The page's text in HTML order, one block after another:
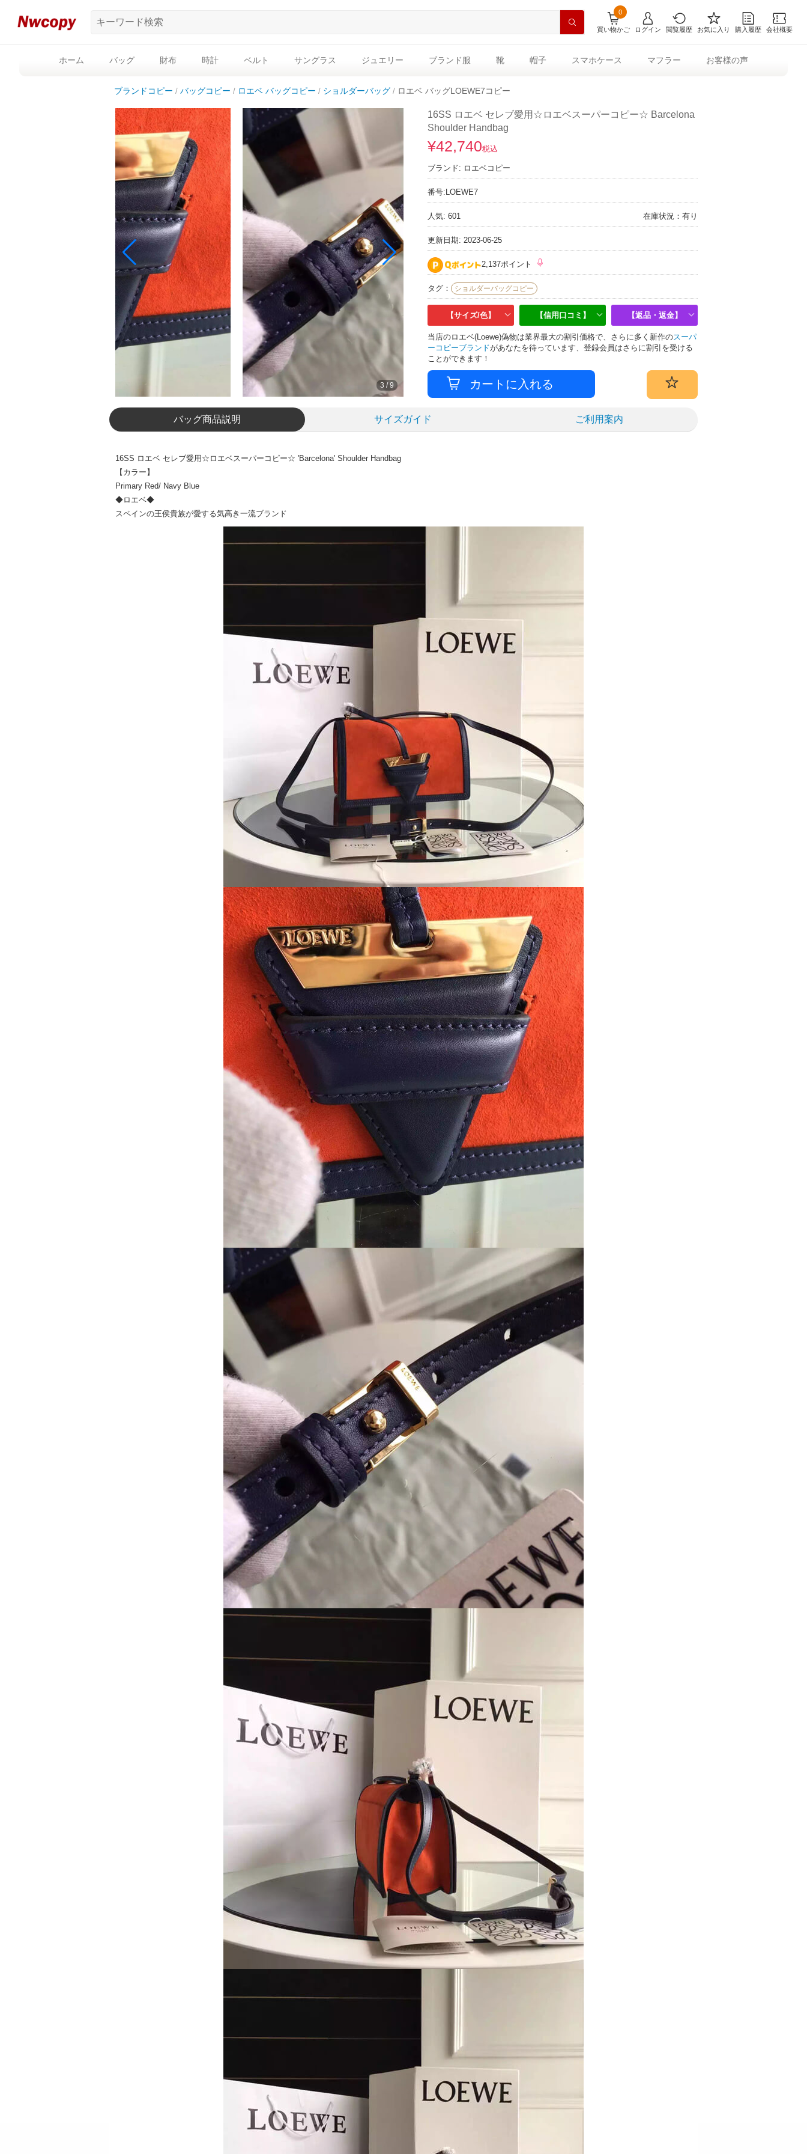
買い物かご
0
ログイン 閲覧履歴 お気に入り 購入履歴 会社概要
ホーム バッグ 財布 時計 ベルト サングラス ジュエリー ブランド服 靴 帽子 スマホケース マフラー お客様の声
ブランドコピー バッグコピー ロエベ バッグコピー ショルダーバッグ ロエベ バッグLOEWE7コピー
3 /9
16SS ロエベ セレブ愛用☆ロエベスーパーコピー☆ Barcelona
Shoulder Handbag
¥42,740税込
ブランド: ロエベコピー
番号: LOEWE7
人気: 601 在庫状況：有り
更新日期: 2023-06-25
2,137ポイント
タグ： ショルダーバッグコピー
【サイズ/色】 【信用口コミ】 【返品・返金】
当店のロエベ(Loewe)偽物は業界最大の割引価格で、さらに多く新作のスーパ
ーコピーブランドがあなたを待っています、登録会員はさらに割引を受ける
ことができます！
バッグ商品説明 サイズガイド ご利用案内
16SS ロエベ セレブ愛用☆ロエベスーパーコピー☆ 'Barcelona' Shoulder Handbag
【カラー】
Primary Red/ Navy Blue
◆ロエベ◆
スペインの王侯貴族が愛する気高き一流ブランド